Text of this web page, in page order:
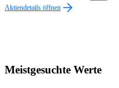
Aktiendetails öffnen
Meistgesuchte Werte